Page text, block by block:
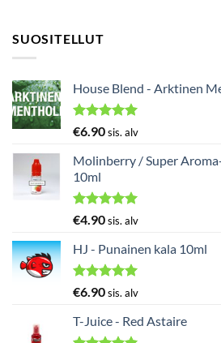
SUOSITELLUT
House Blend - Arktinen
Arvostelu
5.00/ 5
€6.90sis. alv
Molinberry / Super
10ml
Arvostelu
5.00
/ 5
€4.90sis. alv
HJ - Punainen kala 10ml
Arvostelu
5.00
/ 5
€6.90sis. alv
T-Juice - Red Astaire